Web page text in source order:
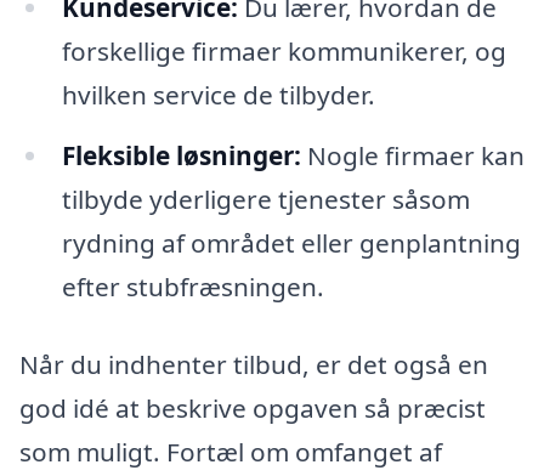
Kundeservice: Du lærer, hvordan de
forskellige firmaer kommunikerer, og
hvilken service de tilbyder.
Fleksible løsninger: Nogle firmaer kan
tilbyde yderligere tjenester såsom
rydning af området eller genplantning
efter stubfræsningen.
Når du indhenter tilbud, er det også en
god idé at beskrive opgaven så præcist
som muligt. Fortæl om omfanget af